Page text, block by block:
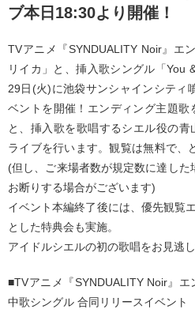
ブ本日18:30より開催！
TVアニメ『SYNDUALITY Noir』エ
リイカ」と、挿入歌シングル「You
29日(火)に池袋サンシャインシティ
ベントを開催！エンディング主題歌
と、挿入歌を歌唱するシエル役の
ライブを行います。観覧は無料で、
(但し、ご来場者数が規定数に達し
お断りする場合がございます)
イベント本編終了後には、優先観覧
とした特典会も実施。
アイドルシエルの初の歌唱をお見逃
■TVアニメ『SYNDUALITY Noir』
中歌シングル 合同リリースイベント